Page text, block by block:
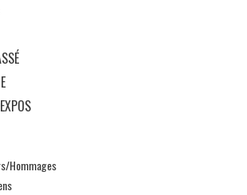
Hommages